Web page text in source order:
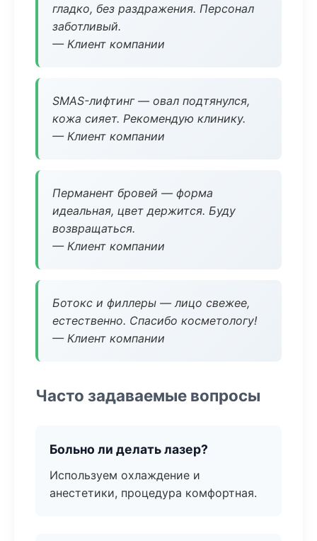
гладко, без раздражения. Персонал
заботливый.
— Клиент компании
SMAS-лифтинг — овал подтянулся,
кожа сияет. Рекомендую клинику.
— Клиент компании
Перманент бровей — форма
идеальная, цвет держится. Буду
возвращаться.
— Клиент компании
Ботокс и филлеры — лицо свежее,
естественно. Спасибо косметологу!
— Клиент компании
Часто задаваемые вопросы
Больно ли делать лазер?
Используем охлаждение и
анестетики, процедура комфортная.